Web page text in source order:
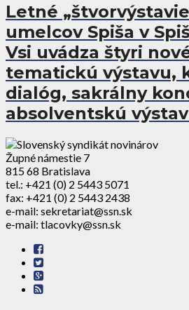
Letné
umelcov Spiša v
Vsi uvádza štyri
tematickú výstavu,
dialóg, sakrálny
absolventskú
Župné námestie 7
815 68 Bratislava
tel.: +421 (0) 2 5443 5071
fax: +421 (0) 2 5443 2438
e-mail: sekretariat@ssn.sk
e-mail: tlacovky@ssn.sk